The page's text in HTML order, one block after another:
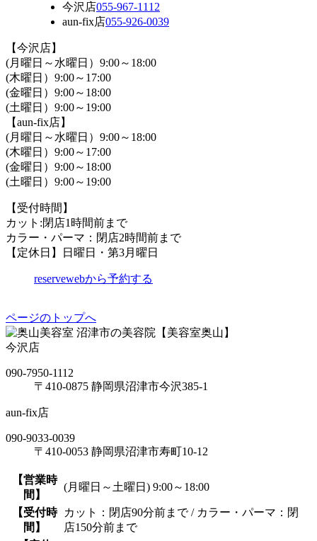
今沢店055-967-1112
aun-fix店055-926-0039
【今沢店】
(月曜日～水曜日）9:00～18:00
(木曜日）9:00～17:00
(金曜日）9:00～18:00
(土曜日）9:00～19:00
【aun-fix店】
(月曜日～水曜日）9:00～18:00
(木曜日）9:00～17:00
(金曜日）9:00～18:00
(土曜日）9:00～19:00
【受付時間】
カット:閉店1時間前まで
カラー・パーマ：閉店2時間前まで
【定休日】日曜日・第3月曜日
reservewebから予約する
ページのトップへ
沼津市の美容院【美容室奥山】
今沢店
090-7950-1112
〒410-0875 静岡県沼津市今沢385-1
aun-fix店
090-9033-0039
〒410-0053 静岡県沼津市寿町10-12
【営業時
間】
(月曜日～土曜日) 9:00～18:00
【受付時
間】
カット：閉店90分前まで / カラー・パーマ：閉
店150分前まで